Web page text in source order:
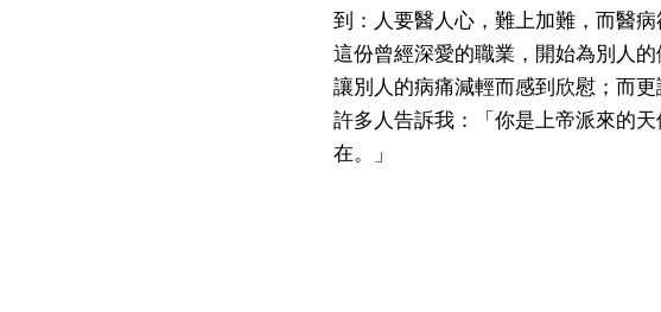
到：人要醫人心，難上加難，而醫
這份曾經深愛的職業，開始為別人
讓別人的病痛減輕而感到欣慰；而
許多人告訴我：「你是上帝派來的
在。」